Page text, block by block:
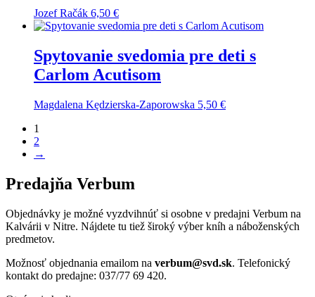
Jozef Račák 6,50 €
Spytovanie svedomia pre deti s
Carlom Acutisom
Magdalena Kędzierska-Zaporowska 5,50 €
1
2
→
Predajňa Verbum
Objednávky je možné vyzdvihnúť si osobne v predajni Verbum na
Kalvárii v Nitre. Nájdete tu tiež široký výber kníh a náboženských
predmetov.
Možnosť objednania emailom na verbum@svd.sk. Telefonický
kontakt do predajne: 037/77 69 420.